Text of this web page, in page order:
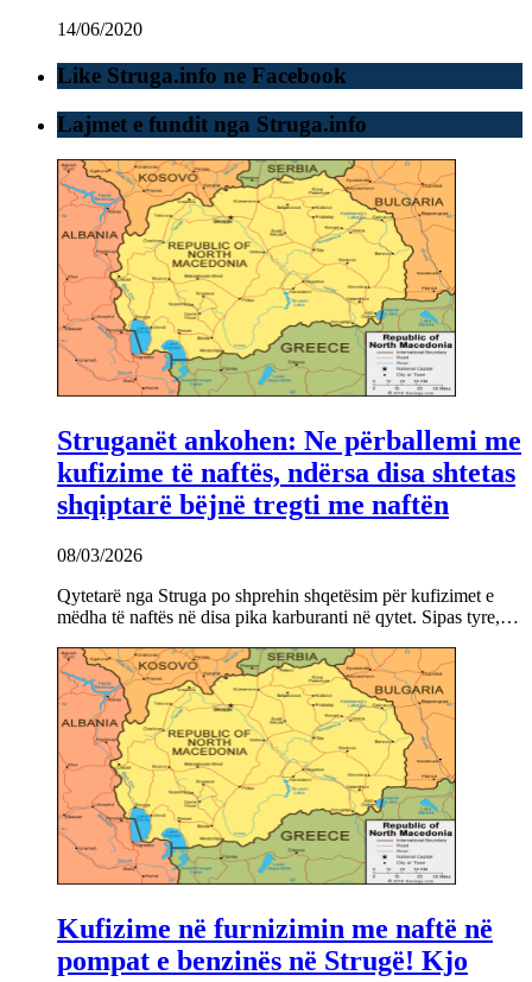
14/06/2020
Like Struga.info ne Facebook
Lajmet e fundit nga Struga.info
Struganët ankohen: Ne përballemi me
kufizime të naftës, ndërsa disa shtetas
shqiptarë bëjnë tregti me naftën
08/03/2026
Qytetarë nga Struga po shprehin shqetësim për kufizimet e
mëdha të naftës në disa pika karburanti në qytet. Sipas tyre,…
Kufizime në furnizimin me naftë në
pompat e benzinës në Strugë! Kjo